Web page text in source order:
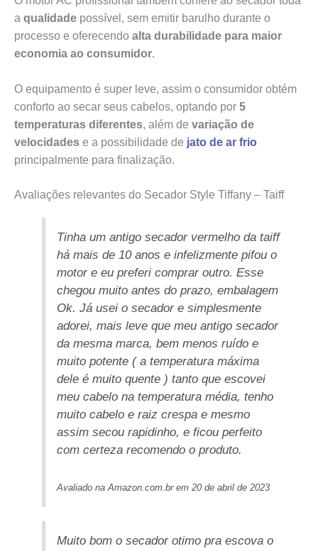
a qualidade possível, sem emitir barulho durante o
processo e oferecendo alta durabilidade para maior
economia ao consumidor.
O equipamento é super leve, assim o consumidor obtém
conforto ao secar seus cabelos, optando por 5
temperaturas diferentes, além de variação de
velocidades e a possibilidade de jato de ar frio
principalmente para finalização.
Avaliações relevantes do Secador Style Tiffany – Taiff
Tinha um antigo secador vermelho da taiff
há mais de 10 anos e infelizmente pifou o
motor e eu preferi comprar outro. Esse
chegou muito antes do prazo, embalagem
Ok. Já usei o secador e simplesmente
adorei, mais leve que meu antigo secador
da mesma marca, bem menos ruído e
muito potente ( a temperatura máxima
dele é muito quente ) tanto que escovei
meu cabelo na temperatura média, tenho
muito cabelo e raiz crespa e mesmo
assim secou rapidinho, e ficou perfeito
com certeza recomendo o produto.
Avaliado na Amazon.com.br em 20 de abril de 2023
Muito bom o secador otimo pra escova o